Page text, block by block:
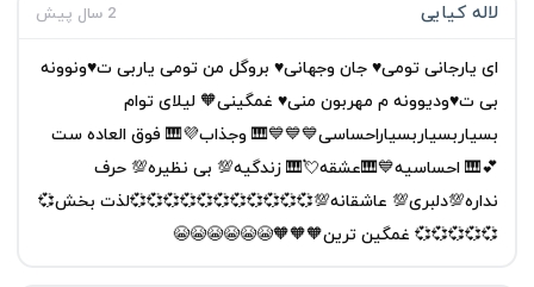
لاله کیایی 2 سال پیش
ای یارجانی تومی♥️ جان وجهانی♥️ بروگل من تومی یاربی ت♥️ونوونه
بی ت♥️ودیوونه م مهربون منی♥️ غمگینی🧡 لیلای توام
بسیاربسیاربسیاراحساسی💙💙💙🎹 وجذاب💜🎹 فوق العاده ست
💕🎹 احساسیه💙🎹عشقه💘🎹 زندگیه💯 بی نظیره💯 حرف
نداره💯دلبری💯 عاشقانه💯💞💞💞💞💞💞💞💞💞💞💞لذت بخش💞
💞💞💞💞💞 غمگین ترین🧡🧡🧡😭😭😭😭😭😭